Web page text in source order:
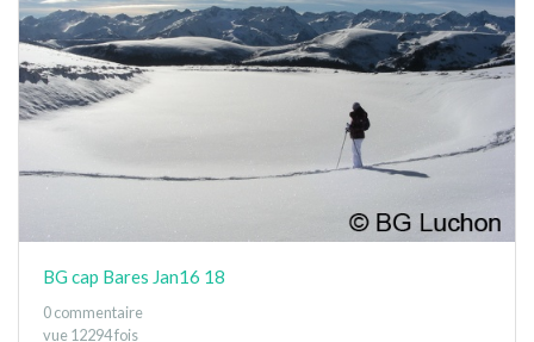
BG cap Bares Jan16 18
0 commentaire
vue 12294 fois